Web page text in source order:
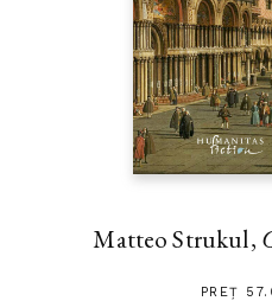
Matteo Strukul,
PREȚ